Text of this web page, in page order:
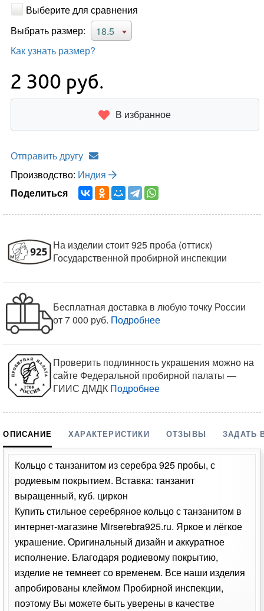
Выберите для сравнения
Выбрать размер:
18.5
Как узнать размер?
2 300 руб.
В избранное
Отправить другу
Производство: Индия
Поделиться
На изделии стоит 925 проба (оттиск)
Государственной пробирной инспекции
Бесплатная доставка в любую точку России
от 7 000 руб. Подробнее
Проверить подлинность украшения можно на
сайте Федеральной пробирной палаты —
ГИИС ДМДК Подробнее
ОПИСАНИЕ ХАРАКТЕРИСТИКИ ОТЗЫВЫ ЗАДАТЬ
Кольцо с танзанитом из серебра 925 пробы, с
родиевым покрытием. Вставка: танзанит
выращенный, куб. циркон
Купить стильное серебряное кольцо с танзанитом в
интернет-магазине Mirserebra925.ru. Яркое и лёгкое
украшение. Оригинальный дизайн и аккуратное
исполнение. Благодаря родиевому покрытию,
изделие не темнеет со временем. Все наши изделия
апробированы клеймом Пробирной инспекции,
поэтому Вы можете быть уверены в качестве